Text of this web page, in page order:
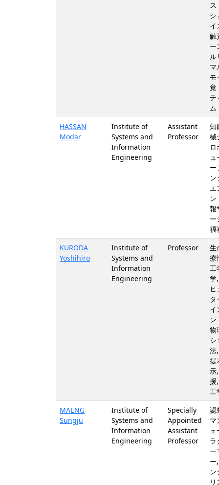
ス
シ
イ
触
ー
ル
マ
モ
覚
テ
ム
HASSAN
Modar
Institute of
Systems and
Information
Engineering
Assistant
Professor
知
械
ロ
ュ
ー
ン
エ
ン
報
ー
福
KURODA
Yoshihiro
Institute of
Systems and
Information
Engineering
Professor
生
療
工
学
ヒ
タ
イ
ン
物
シ
法
提
示
援
工
MAENG
Sungju
Institute of
Systems and
Information
Engineering
Specially
Appointed
Assistant
Professor
認
マ
ェ
ラ
ー
ー
ン